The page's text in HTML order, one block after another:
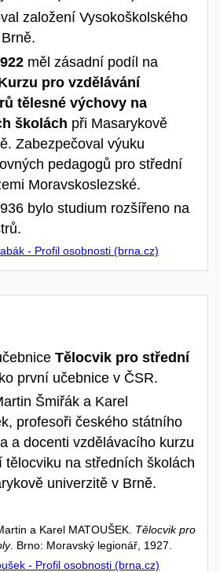
založení Vysokoškolského
měl zásadní podíl na
pro vzdělávání
tělesné výchovy na
školách při Masarykově
Zabezpečoval výuku
pedagogů pro střední
Moravskoslezské.
bylo studium rozšířeno na
- Profil osobnosti (brna.cz)
Tělocvik pro střední
první učebnice v ČSR.
Šmiřák a Karel
profesoři českého státního
a docenti vzdělávacího kurzu
tělocviku na středních školách
univerzitě v Brně.
a Karel MATOUŠEK. Tělocvik pro
. Brno: Moravský legionář, 1927.
- Profil osobnosti (brna.cz)